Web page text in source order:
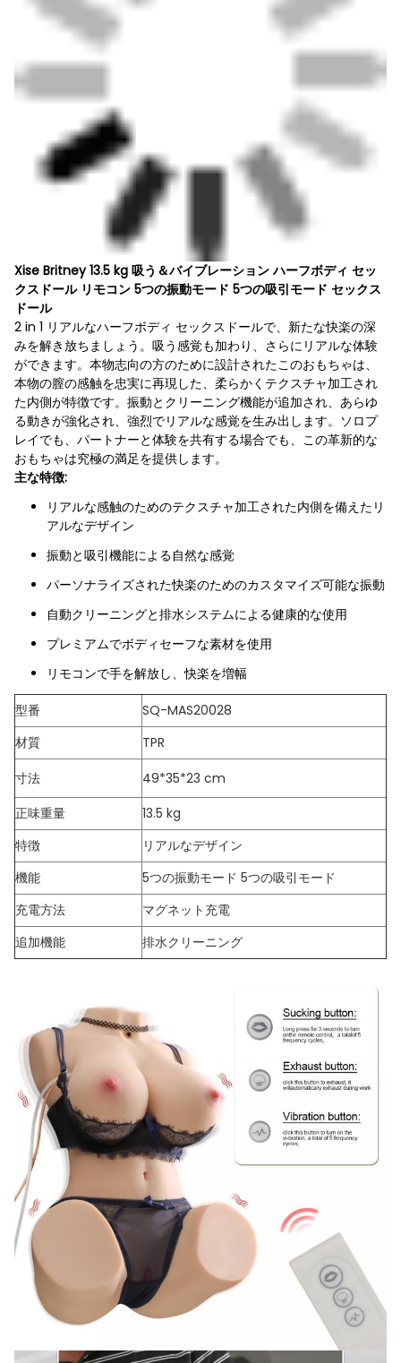
Xise Britney 13.5 kg 吸う＆バイブレーション ハーフボディ セッ
クスドール リモコン 5つの振動モード 5つの吸引モード セックス
ドール
2 in 1 リアルなハーフボディ セックスドールで、新たな快楽の深
みを解き放ちましょう。吸う感覚も加わり、さらにリアルな体験
ができます。本物志向の方のために設計されたこのおもちゃは、
本物の膣の感触を忠実に再現した、柔らかくテクスチャ加工され
た内側が特徴です。振動とクリーニング機能が追加され、あらゆ
る動きが強化され、強烈でリアルな感覚を生み出します。ソロプ
レイでも、パートナーと体験を共有する場合でも、この革新的な
おもちゃは究極の満足を提供します。
主な特徴:
リアルな感触のためのテクスチャ加工された内側を備えたリ
アルなデザイン
振動と吸引機能による自然な感覚
パーソナライズされた快楽のためのカスタマイズ可能な振動
自動クリーニングと排水システムによる健康的な使用
プレミアムでボディセーフな素材を使用
リモコンで手を解放し、快楽を増幅
型番
SQ-MAS20028
材質
TPR
寸法
49*35*23 cm
正味重量
13.5 kg
特徴
リアルなデザイン
機能
5つの振動モード 5つの吸引モード
充電方法
マグネット充電
追加機能
排水クリーニング